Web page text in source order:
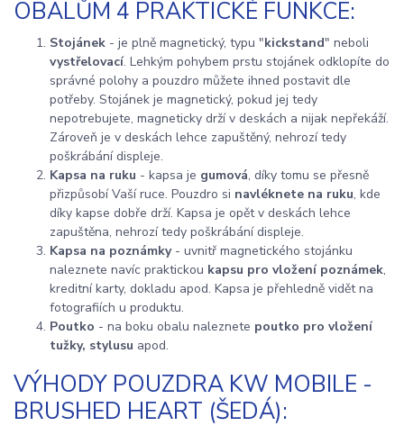
OBALŮM 4 PRAKTICKÉ FUNKCE:
Stojánek - je plně magnetický, typu "kickstand" neboli
vystřelovací. Lehkým pohybem prstu stojánek odklopíte do
správné polohy a pouzdro můžete ihned postavit dle
potřeby. Stojánek je magnetický, pokud jej tedy
nepotrebujete, magneticky drží v deskách a nijak nepřekáží.
Zároveň je v deskách lehce zapuštěný, nehrozí tedy
poškrábání displeje.
Kapsa na ruku - kapsa je gumová, díky tomu se přesně
přizpůsobí Vaší ruce. Pouzdro si navléknete na ruku, kde
díky kapse dobře drží. Kapsa je opět v deskách lehce
zapuštěna, nehrozí tedy poškrábání displeje.
Kapsa na poznámky- uvnitř magnetického stojánku
naleznete navíc praktickou kapsu pro vložení poznámek,
kreditní karty, dokladu apod. Kapsa je přehledně vidět na
fotografiích u produktu.
Poutko - na boku obalu naleznete poutko pro vložení
tužky, stylusu apod.
VÝHODY POUZDRA KW MOBILE -
BRUSHED HEART (ŠEDÁ):